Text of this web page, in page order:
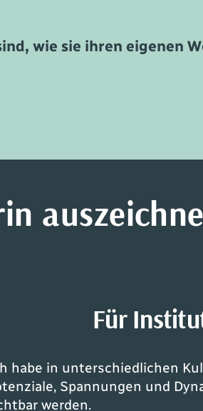
wie sie ihren eigenen
Für
habe in unterschiedlichen
Spannungen und
werden.